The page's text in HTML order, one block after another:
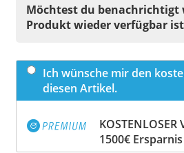
Möchtest du benachrichtigt
Produkt wieder verfügbar
Ich wünsche mir den
diesen Artikel.
1500€